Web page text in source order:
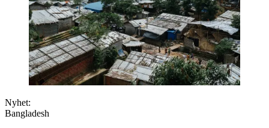
Nyhet:
Bangladesh